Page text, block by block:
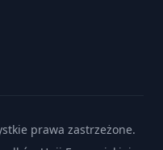
prawa zastrzeżone.